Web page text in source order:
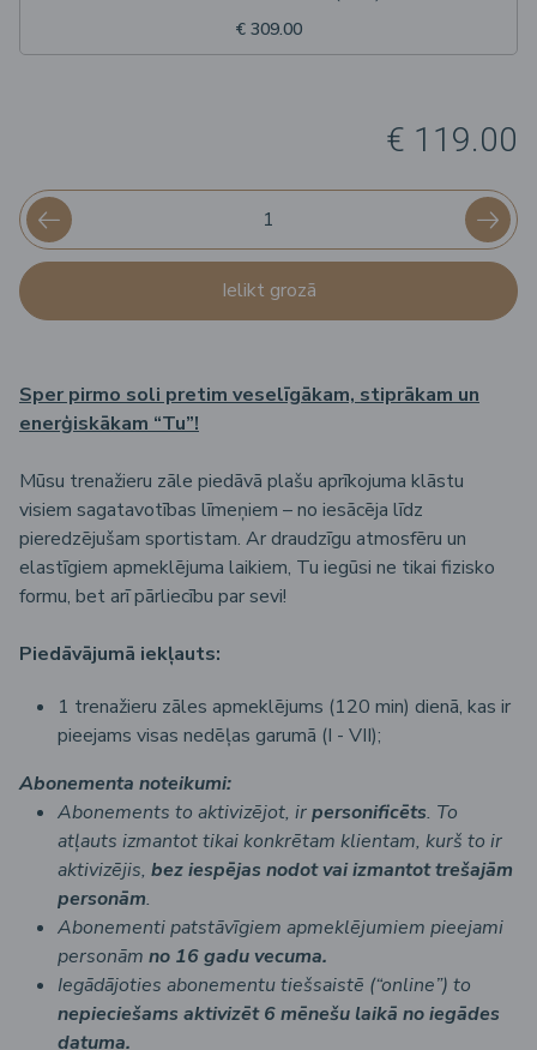
€ 309.00
€ 119.00
Ielikt grozā
Sper pirmo soli pretim veselīgākam, stiprākam un
enerģiskākam “Tu”!
Mūsu trenažieru zāle piedāvā plašu aprīkojuma klāstu
visiem sagatavotības līmeņiem – no iesācēja līdz
pieredzējušam sportistam. Ar draudzīgu atmosfēru un
elastīgiem apmeklējuma laikiem, Tu iegūsi ne tikai fizisko
formu, bet arī pārliecību par sevi!
Piedāvājumā iekļauts:
1 trenažieru zāles apmeklējums (120 min) dienā, kas ir
pieejams visas nedēļas garumā (I - VII);
Abonementa noteikumi:
Abonements to aktivizējot, irpersonificēts. To
atļauts izmantot tikai konkrētam klientam, kurš to ir
aktivizējis, bez iespējas nodot vai izmantot trešajām
personām.
Abonementi patstāvīgiem apmeklējumiem pieejami
personām no 16 gadu vecuma.
Iegādājoties abonementu tiešsaistē (“online”) to
nepieciešams aktivizēt 6 mēnešu laikā no iegādes
datuma.